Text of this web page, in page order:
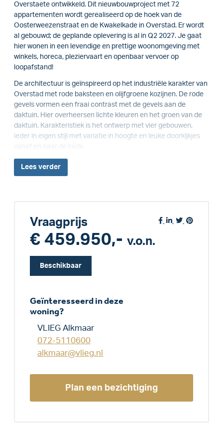
Overstaete ontwikkeld. Dit nieuwbouwproject met 72
appartementen wordt gerealiseerd op de hoek van de
Oosterweezenstraat en de Kwakelkade in Overstad. Er wordt
al gebouwd; de geplande oplevering is al in Q2 2027. Je gaat
hier wonen in een levendige en prettige woonomgeving met
winkels, horeca, pleziervaart en openbaar vervoer op
loopafstand!
De architectuur is geïnspireerd op het industriële karakter van
Overstad met rode baksteen en olijfgroene kozijnen. De rode
gevels vormen een fraai contrast met de gevels aan de
daktuin. Hier overheersen lichte kleuren en het groen van de
daktuin. Karakteristiek is het ontwerp met vier gebouwen,
ieder in eigen stijl met variatie in hoogte en leuke doorkijkjes
vanaf en naar de kade.
Lees verder
Vraagprijs
€ 459.950,- v.o.n.
Beschikbaar
Geïnteresseerd in deze
woning?
VLIEG Alkmaar
072-5110600
alkmaar@vlieg.nl
Plan een bezichtiging